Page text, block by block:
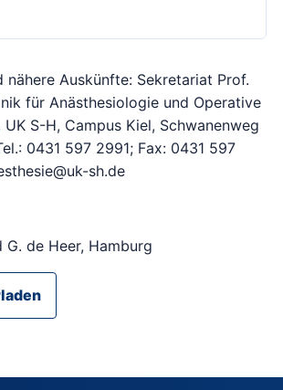
nähere Auskünfte: Sekretariat Prof.
für Anästhesiologie und Operative
S-H, Campus Kiel, Schwanenweg
0431 597 2991; Fax: 0431 597
sh.de
G. de Heer, Hamburg